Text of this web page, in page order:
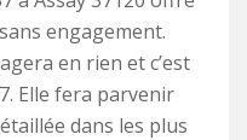
engagement.
en rien et c’est
Elle fera parvenir
dans les plus